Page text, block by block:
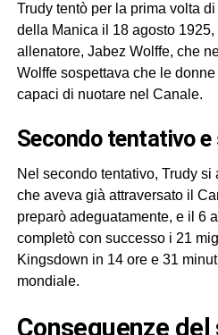
Trudy tentò per la prima volta
della Manica il 18 agosto
allenatore, Jabez Wolffe, che
Wolffe sospettava che le
capaci di nuotare nel Canale.
secondo tentativo
Nel secondo tentativo, Trudy
che aveva già attraversato il
preparò adeguatamente, e il 6
completò con successo i 21
Kingsdown in 14 ore e 31
mondiale.
conseguenze